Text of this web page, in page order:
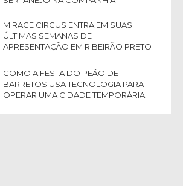
MIRAGE CIRCUS ENTRA EM SUAS
ÚLTIMAS SEMANAS DE
APRESENTAÇÃO EM RIBEIRÃO PRETO
COMO A FESTA DO PEÃO DE
BARRETOS USA TECNOLOGIA PARA
OPERAR UMA CIDADE TEMPORÁRIA